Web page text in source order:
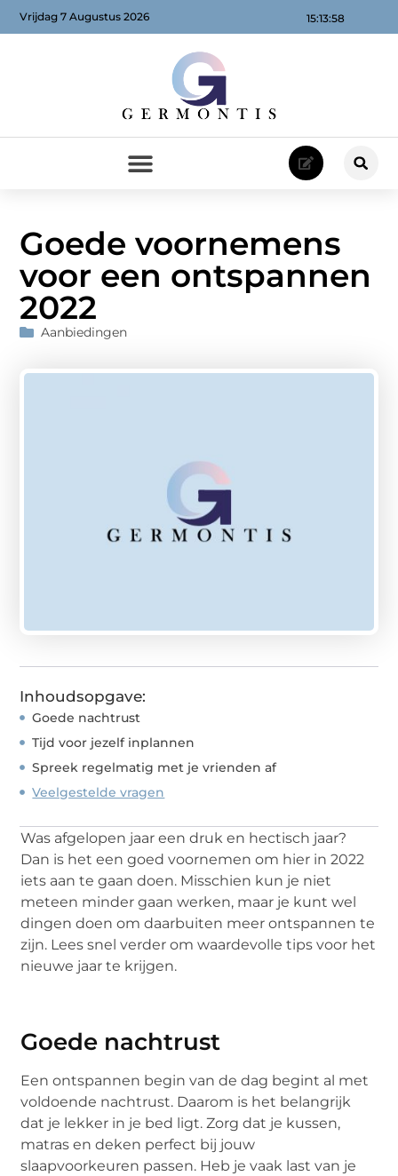
15:14:00
Vrijdag 7 Augustus 2026
Goede voornemens
voor een ontspannen
2022
Aanbiedingen
Inhoudsopgave:
Goede nachtrust
Tijd voor jezelf inplannen
Spreek regelmatig met je vrienden af
Veelgestelde vragen
Was afgelopen jaar een druk en hectisch jaar?
Dan is het een goed voornemen om hier in 2022
iets aan te gaan doen. Misschien kun je niet
meteen minder gaan werken, maar je kunt wel
dingen doen om daarbuiten meer ontspannen te
zijn. Lees snel verder om waardevolle tips voor het
nieuwe jaar te krijgen.
Goede nachtrust
Een ontspannen begin van de dag begint al met
voldoende nachtrust. Daarom is het belangrijk
dat je lekker in je bed ligt. Zorg dat je kussen,
matras en deken perfect bij jouw
slaapvoorkeuren passen. Heb je vaak last van je